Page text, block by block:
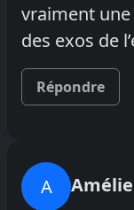
vraiment
des exos de
Répondre
A
Amélie